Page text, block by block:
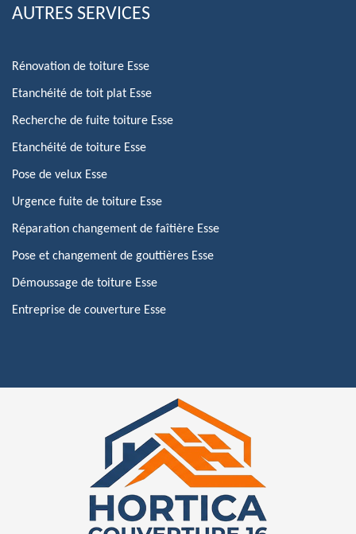
AUTRES SERVICES
Rénovation de toiture Esse
Etanchéité de toit plat Esse
Recherche de fuite toiture Esse
Etanchéité de toiture Esse
Pose de velux Esse
Urgence fuite de toiture Esse
Réparation changement de faîtière Esse
Pose et changement de gouttières Esse
Démoussage de toiture Esse
Entreprise de couverture Esse